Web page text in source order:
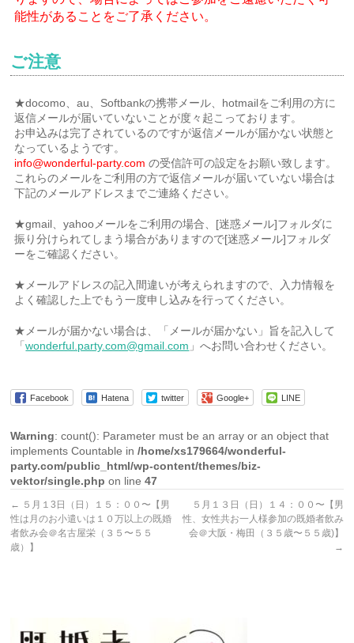
能性があることをご了承ください。
ご注意
★docomo、au、Softbankの携帯メール、hotmailをご利用の方に
返信メールが届いていないことが度々起こっております。
お申込みは完了されているのですが返信メールが届かない状態と
なっているようです。
info@wonderful-party.com の受信許可の設定をお願い致します。
これらのメールをご利用の方で返信メールが届いていない場合は
下記のメールアドレスまでご連絡ください。
★gmail、yahooメールをご利用の場合、[迷惑メール]フォルダに
振り分けられてしまう場合がありますので[迷惑メール]フォルダ
ーをご確認ください。
★メールアドレスの記入間違いが考えられますので、入力情報を
よく確認した上でもう一度申し込みを行ってください。
★メールが届かない場合は、「メールが届かない」旨を記入して
「wonderful.party.com@gmail.com 」へお問い合わせください。
Facebook Hatena twitter Google+ LINE
Warning: count(): Parameter must be an array or an object that
implements Countable in/home/xs179664/wonderful-
party.com/public_html/wp-content/themes/biz-
vektor/single.php on line47
← ５月１3日（日）１５：００〜【男
性は月のお小遣いは１０万以上の既婚
者飲み会＠名古屋栄（３５〜５５
歳）】
５月１３日（日）１４：００〜【男
性、女性共お一人様参加の既婚者飲み
会＠大阪・梅田（３５歳〜５５歳)】
→